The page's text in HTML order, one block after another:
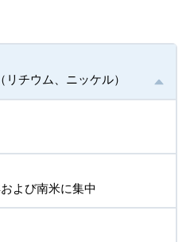
チウム、ニッケル）
よび南米に集中